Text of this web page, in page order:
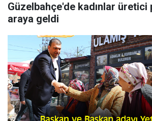
Güzelbahçe'de kadınlar üretici
araya geldi